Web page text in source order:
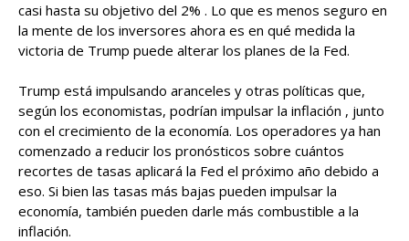
casi hasta su objetivo del 2% . Lo que es menos seguro en
la mente de los inversores ahora es en qué medida la
victoria de Trump puede alterar los planes de la Fed.
Trump está impulsando aranceles y otras políticas que,
según los economistas, podrían impulsar la inflación , junto
con el crecimiento de la economía. Los operadores ya han
comenzado a reducir los pronósticos sobre cuántos
recortes de tasas aplicará la Fed el próximo año debido a
eso. Si bien las tasas más bajas pueden impulsar la
economía, también pueden darle más combustible a la
inflación.